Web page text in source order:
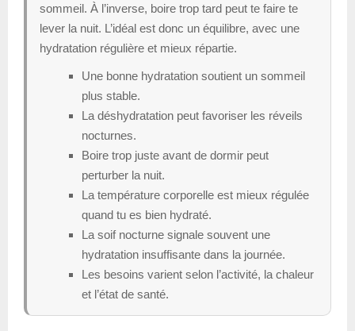
sommeil. À l’inverse, boire trop tard peut te faire te
lever la nuit. L’idéal est donc un équilibre, avec une
hydratation régulière et mieux répartie.
Une bonne hydratation soutient un sommeil
plus stable.
La déshydratation peut favoriser les réveils
nocturnes.
Boire trop juste avant de dormir peut
perturber la nuit.
La température corporelle est mieux régulée
quand tu es bien hydraté.
La soif nocturne signale souvent une
hydratation insuffisante dans la journée.
Les besoins varient selon l’activité, la chaleur
et l’état de santé.